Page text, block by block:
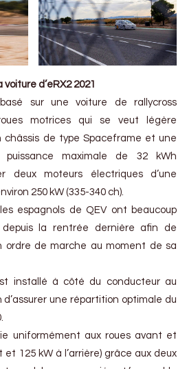
d’eRX2 2021
sur une voiture de rallycross
motrices qui se veut légère
de type Spaceframe et une
maximale de 32 kWh
deux moteurs électriques d’une
250 kW (335-340 ch).
espagnols de QEV ont beaucoup
la rentrée dernière afin de
ordre de marche au moment de sa
installé à côté du conducteur au
une répartition optimale du
uniformément aux roues avant et
et 125 kW à l’arrière) grâce aux deux